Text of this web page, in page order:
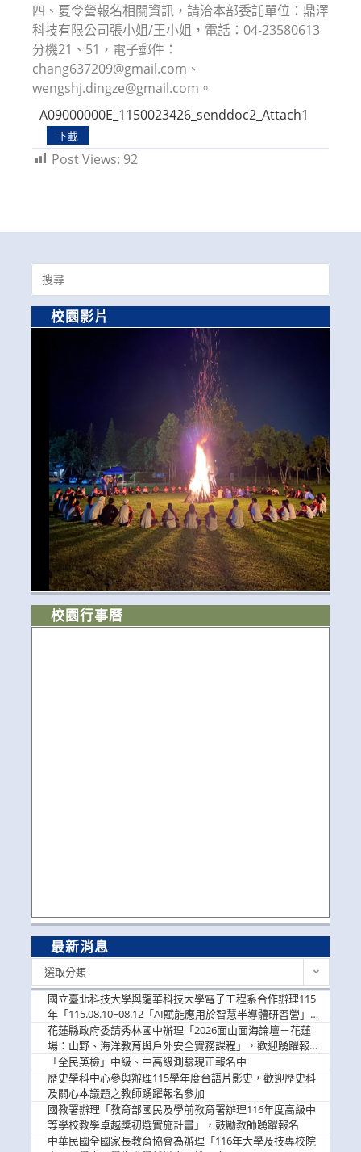
四、夏令營報名相關資訊，請洽本部委託單位：鼎澤
科技有限公司張小姐/王小姐，電話：04-23580613
分機21、51，電子郵件：
chang637209@gmail.com、
wengshj.dingze@gmail.com。
A09000000E_1150023426_senddoc2_Attach1
下載
Post Views: 92
Search
for:
校園影片
校園行事曆
最新消息
選取分類
國立臺北科技大學與龍華科技大學電子工程系合作辦理115
年「115.08.10~08.12「AI賦能應用於智慧半導體研習營」，
歡迎學生踴躍報名參加
花蓮縣政府委請秀林國中辦理「2026面山面海論壇－花蓮
場：山野、海洋教育與戶外安全實務課程」，歡迎踴躍報名
參加
「全民英檢」中級、中高級測驗現正報名中
歷史學科中心參與辦理115學年度台語片影史，歡迎歷史科
及關心本議題之教師踴躍報名參加
國教署辦理「教育部國民及學前教育署辦理116年度高級中
等學校教學卓越獎初選實施計畫」，鼓勵教師踴躍報名
中華民國全國家長教育協會為辦理「116年大學及技專校院